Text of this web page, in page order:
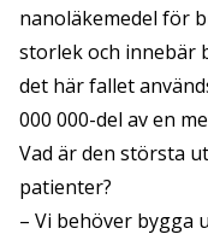
nanoläkemedel för
storlek och innebär
det här fallet
000 000-del av en
Vad är den största
patienter?
– Vi behöver bygga